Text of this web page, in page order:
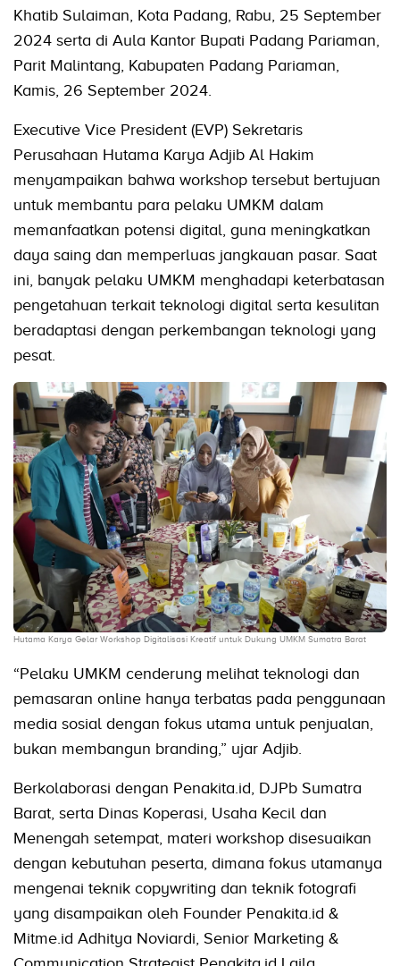
Khatib Sulaiman, Kota Padang, Rabu, 25 September
2024 serta di Aula Kantor Bupati Padang Pariaman,
Parit Malintang, Kabupaten Padang Pariaman,
Kamis, 26 September 2024.
Executive Vice President (EVP) Sekretaris
Perusahaan Hutama Karya Adjib Al Hakim
menyampaikan bahwa workshop tersebut bertujuan
untuk membantu para pelaku UMKM dalam
memanfaatkan potensi digital, guna meningkatkan
daya saing dan memperluas jangkauan pasar. Saat
ini, banyak pelaku UMKM menghadapi keterbatasan
pengetahuan terkait teknologi digital serta kesulitan
beradaptasi dengan perkembangan teknologi yang
pesat.
Hutama Karya Gelar Workshop Digitalisasi Kreatif untuk Dukung UMKM Sumatra Barat
“Pelaku UMKM cenderung melihat teknologi dan
pemasaran online hanya terbatas pada penggunaan
media sosial dengan fokus utama untuk penjualan,
bukan membangun branding,” ujar Adjib.
Berkolaborasi dengan Penakita.id, DJPb Sumatra
Barat, serta Dinas Koperasi, Usaha Kecil dan
Menengah setempat, materi workshop disesuaikan
dengan kebutuhan peserta, dimana fokus utamanya
mengenai teknik copywriting dan teknik fotografi
yang disampaikan oleh Founder Penakita.id &
Mitme.id Adhitya Noviardi, Senior Marketing &